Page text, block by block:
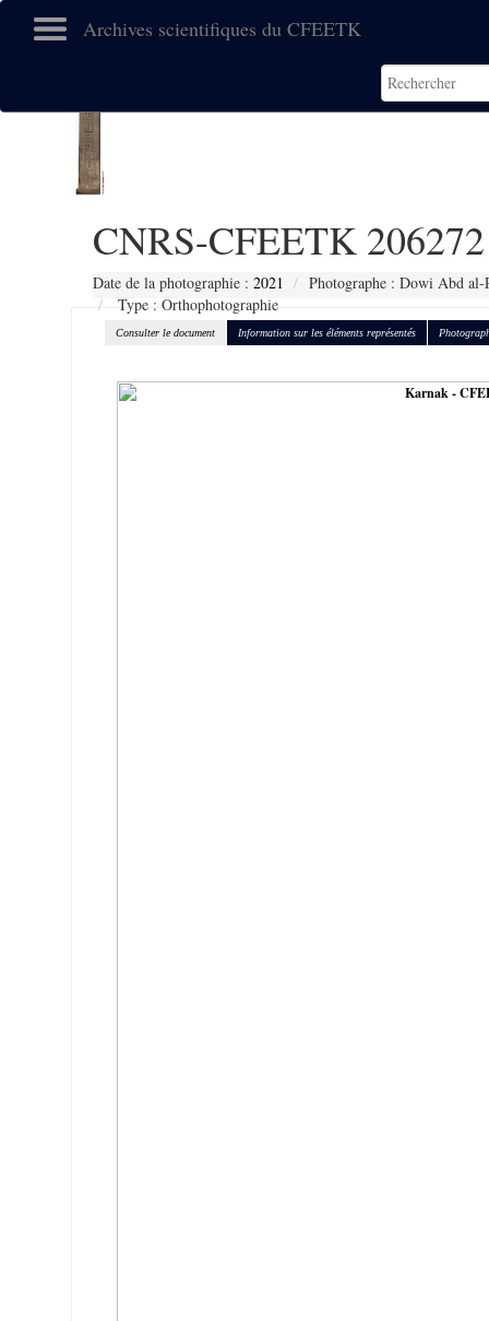
Archives scientifiques du CFEETK
CNRS-CFEETK 206272
Date de la photographie : 2021
Photographe : Dowi Abd
Type : Orthophotographie
Consulter le document Information sur les éléments représentés